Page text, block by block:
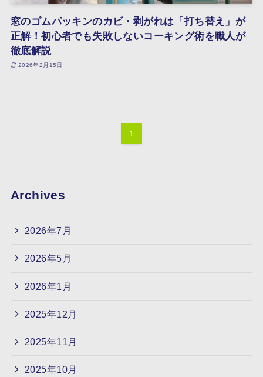
窓のゴムパッキンのカビ・剥がれは「打ち替え」が
正解！初心者でも失敗しないコーキング術を職人が
徹底解説
2026年2月15日
1
Archives
2026年7月
2026年5月
2026年1月
2025年12月
2025年11月
2025年10月